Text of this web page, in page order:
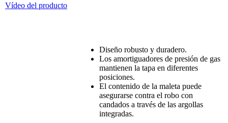
Vídeo del producto
Diseño robusto y duradero.
Los amortiguadores de presión de gas
mantienen la tapa en diferentes
posiciones.
El contenido de la maleta puede
asegurarse contra el robo con
candados a través de las argollas
integradas.